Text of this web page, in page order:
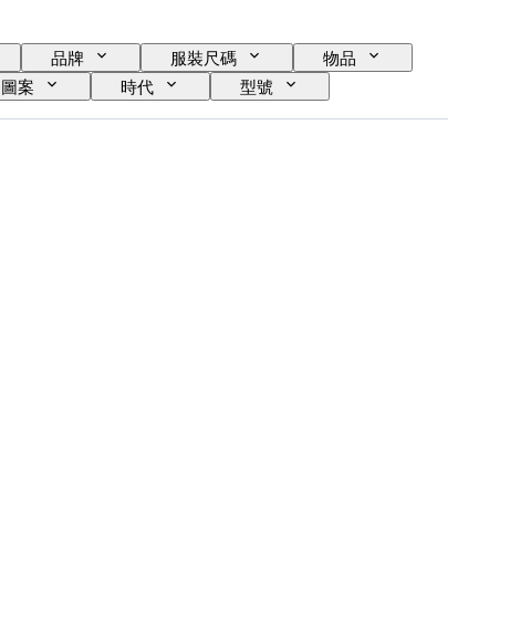
品牌 服裝尺碼
物品
圖案 時代
型號